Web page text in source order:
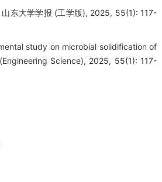
东大学学报 (工学版), 2025, 55(1): 117-
study on microbial solidification of
Science), 2025, 55(1): 117-